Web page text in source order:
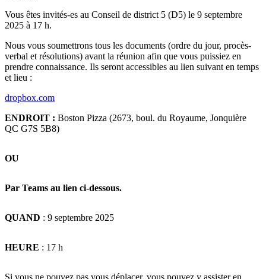
Vous êtes invités-es au Conseil de district 5 (D5) le 9 septembre
2025 à 17 h.
Nous vous soumettrons tous les documents (ordre du jour, procès-
verbal et résolutions) avant la réunion afin que vous puissiez en
prendre connaissance. Ils seront accessibles au lien suivant en temps
et lieu :
dropbox.com
ENDROIT : Boston Pizza (2673, boul. du Royaume, Jonquière
QC G7S 5B8)
OU
Par Teams au lien ci-dessous.
QUAND : 9 septembre 2025
HEURE : 17 h
Si vous ne pouvez pas vous déplacer, vous pouvez y assister en